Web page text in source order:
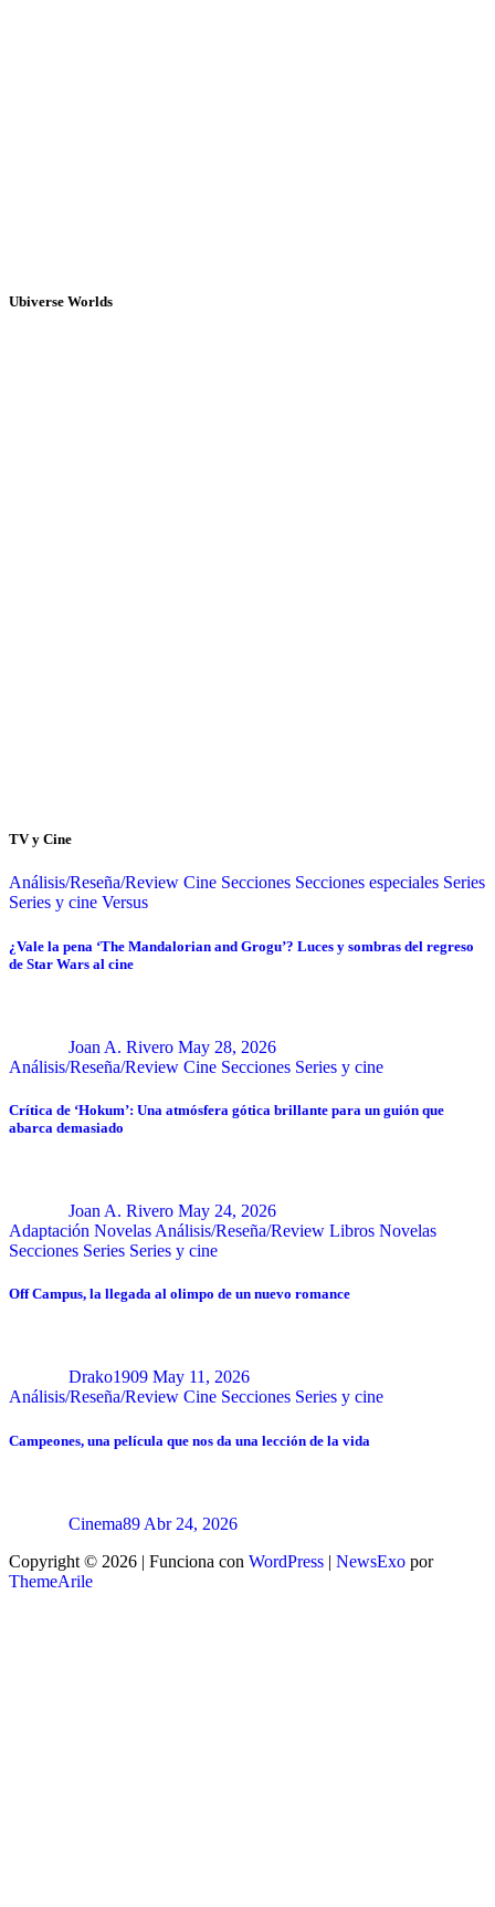
Ubiverse Worlds
TV y Cine
Análisis/Reseña/Review Cine Secciones Secciones especiales Series
Series y cine Versus
¿Vale la pena ‘The Mandalorian and Grogu’? Luces y sombras del regreso
de Star Wars al cine
Joan A. Rivero May 28, 2026
Análisis/Reseña/Review Cine Secciones Series y cine
Crítica de ‘Hokum’: Una atmósfera gótica brillante para un guión que
abarca demasiado
Joan A. Rivero May 24, 2026
Adaptación Novelas Análisis/Reseña/Review Libros Novelas
Secciones Series Series y cine
Off Campus, la llegada al olimpo de un nuevo romance
Drako1909 May 11, 2026
Análisis/Reseña/Review Cine Secciones Series y cine
Campeones, una película que nos da una lección de la vida
Cinema89 Abr 24, 2026
Copyright © 2026 | Funciona con WordPress | NewsExo por
ThemeArile